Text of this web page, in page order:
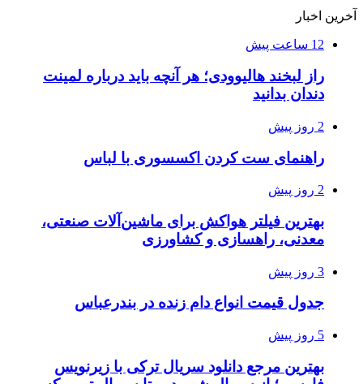
آخرین اخبار
12 ساعت پیش
راز لبخند هالیوودی؛ هر آنچه باید درباره لمینت
دندان بدانید
2 روز پیش
راهنمای ست کردن اکسسوری با لباس
2 روز پیش
بهترین فیلتر هواکش برای ماشین‌آلات صنعتی،
معدنی، راهسازی و کشاورزی
3 روز پیش
جدول قیمت انواع دام زنده در بندرعباس
5 روز پیش
بهترین مرجع دانلود سریال ترکی با زیرنویس